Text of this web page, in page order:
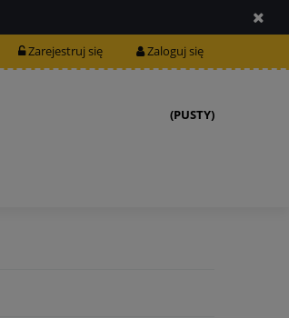
Zarejestruj się Zaloguj się
(PUSTY)